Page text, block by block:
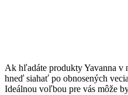
Ak hľadáte produkty Yavanna v
hneď siahať po obnosených
Ideálnou voľbou pre vás môže